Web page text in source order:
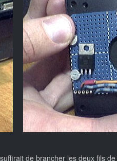
de brancher les deux fils